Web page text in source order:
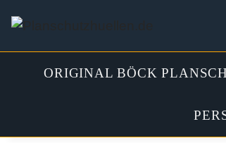
ORIGINAL BÖCK